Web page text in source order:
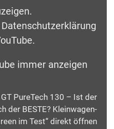
Datenschutzerklärung
.
immer anzeigen
PureTech 130 – Ist der
der BESTE? Kleinwagen-
im Test“ direkt öffnen